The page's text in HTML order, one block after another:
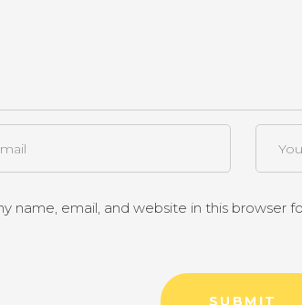
name, email, and website in this browser